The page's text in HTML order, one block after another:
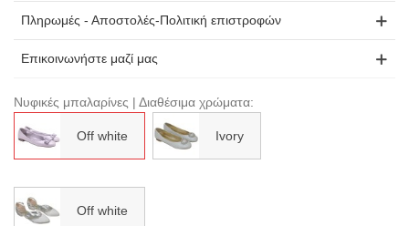
Πληρωμές - Αποστολές-Πολιτική επιστροφών
Επικοινωνήστε μαζί μας
Νυφικές μπαλαρίνες | Διαθέσιμα χρώματα:
Off white Ivory
Off white